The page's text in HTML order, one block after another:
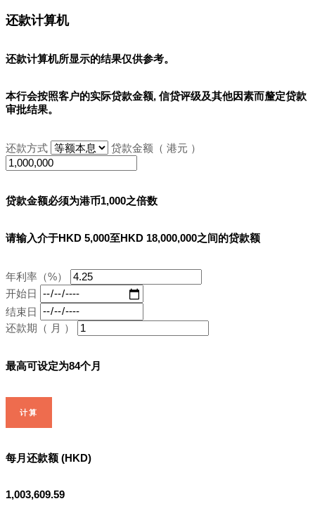
还款计算机
还款计算机所显示的结果仅供参考。
本行会按照客户的实际贷款金额, 信贷评级及其他因素而釐定贷款
审批结果。
还款方式 贷款金额（ 港元 ）
贷款金额必须为港币1,000之倍数
请输入介于HKD 5,000至HKD 18,000,000之间的贷款额
年利率（%）
开始日
结束日
还款期（ 月 ）
最高可设定为84个月
计算
每月还款额 (HKD)
1,003,609.59